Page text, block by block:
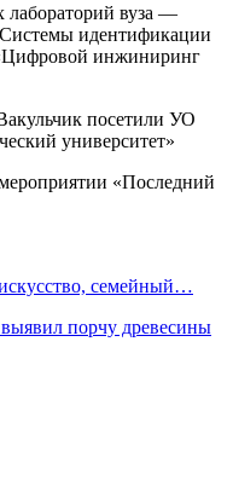
лабораторий вуза —
идентификации
инжиниринг
«Последний
семейный…
порчу древесины